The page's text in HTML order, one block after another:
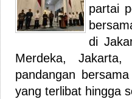
partai
di
Merdeka, Jakarta,
pandangan
yang terlibat hingga